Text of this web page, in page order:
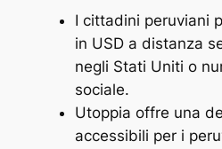
I cittadini peruviani
in USD a distanza
negli Stati Uniti o
sociale.
Utoppia offre una
accessibili per i